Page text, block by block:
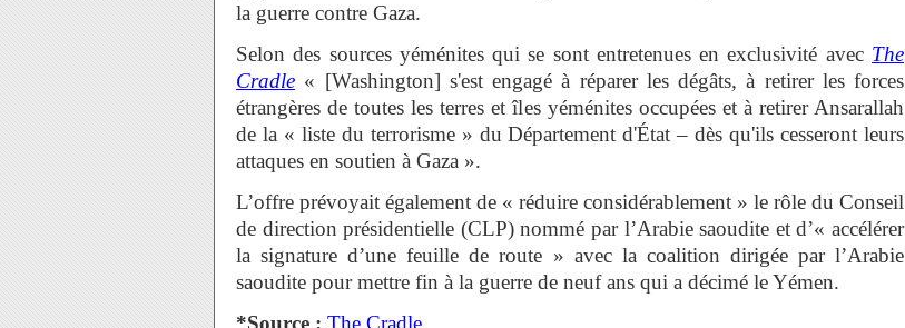
la guerre contre Gaza.
Selon des sources yéménites qui se sont entretenues en exclusivité avec The
Cradle « [Washington] s'est engagé à réparer les dégâts, à retirer les forces
étrangères de toutes les terres et îles yéménites occupées et à retirer Ansarallah
de la « liste du terrorisme » du Département d'État – dès qu'ils cesseront leurs
attaques en soutien à Gaza ».
L’offre prévoyait également de « réduire considérablement » le rôle du Conseil
de direction présidentielle (CLP) nommé par l’Arabie saoudite et d’« accélérer
la signature d’une feuille de route » avec la coalition dirigée par l’Arabie
saoudite pour mettre fin à la guerre de neuf ans qui a décimé le Yémen.
*Source : The Cradle